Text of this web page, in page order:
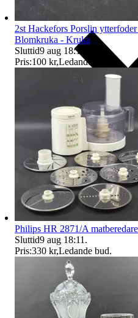
Ersättning om varan inte är
2st Hackefors Porslin
Blomkruka - Kruka
Sluttid9 aug 18:10
Pris:100 kr,Ledande bud
Philips HR 2871/A
Sluttid9 aug 18:11 .
Pris:330 kr,Ledande bud.